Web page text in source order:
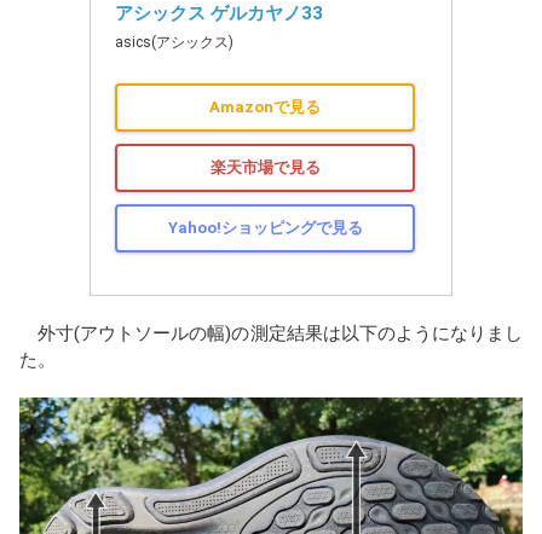
アシックス ゲルカヤノ33
asics(アシックス)
Amazonで見る
楽天市場で見る
Yahoo!ショッピングで見る
外寸(アウトソールの幅)の測定結果は以下のようになりまし
た。